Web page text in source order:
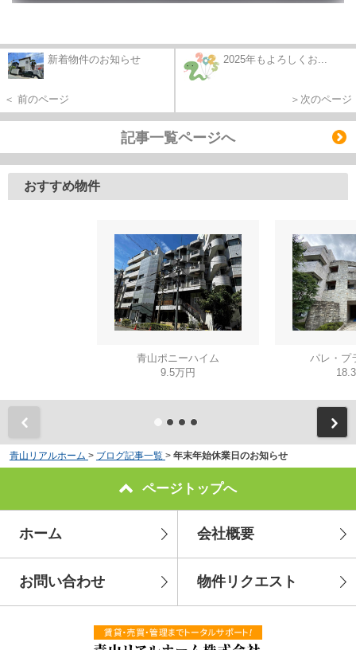
新着物件のお知らせ
＜ 前のページ
2025年もよろしくお...
＞次のページ
記事一覧ページへ
おすすめ物件
青山ポニーハイム
9.5万円
パレ・プ
青山リアルホーム > ブログ記事一覧 > 年末年始休業日のお知らせ
ページトップへ
ホーム 会社概要
お問い合わせ 物件リクエスト